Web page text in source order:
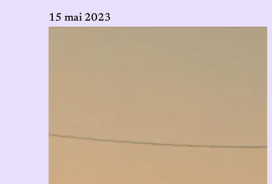
15 mai 2023